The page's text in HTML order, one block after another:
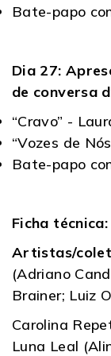
Bate-papo
Dia 27:
de conversa
“Cravo” -
“Vozes de
Bate-papo
Ficha técnica:
Artistas/
(Adriano
Brainer; Luiz
Carolina
Luna Leal